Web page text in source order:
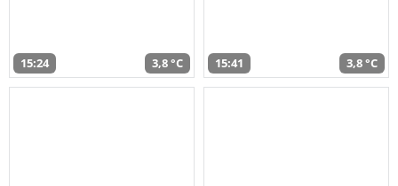
15:24 3,8 °C 15:41 3,8 °C